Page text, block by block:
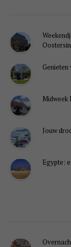
Midweek
Jouw
Egypte: